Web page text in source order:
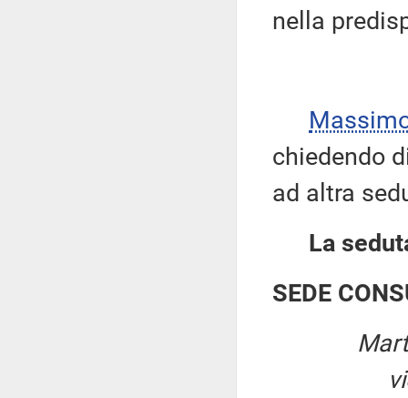
nella
chiedendo
ad altra
La
SEDE